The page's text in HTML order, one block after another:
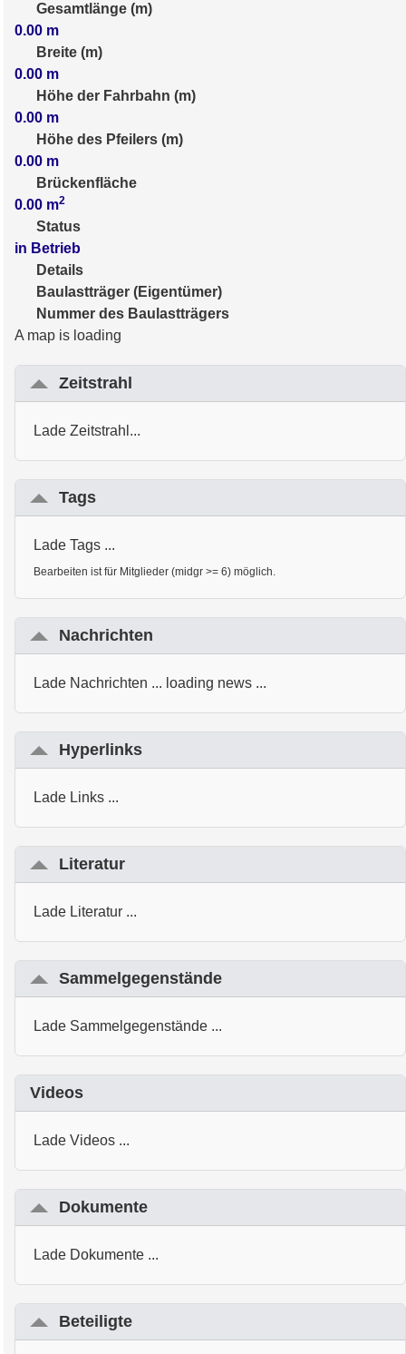
Gesamtlänge (m)
0.00 m
Breite (m)
0.00 m
Höhe der Fahrbahn (m)
0.00 m
Höhe des Pfeilers (m)
0.00 m
Brückenfläche
0.00 m2
Status
in Betrieb
Details
Baulastträger (Eigentümer)
Nummer des Baulastträgers
A map is loading
Zeitstrahl
Lade Zeitstrahl...
Tags
Lade Tags ...
Bearbeiten ist für Mitglieder (midgr >= 6) möglich.
Nachrichten
Lade Nachrichten ... loading news ...
Hyperlinks
Lade Links ...
Literatur
Lade Literatur ...
Sammelgegenstände
Lade Sammelgegenstände ...
Videos
Lade Videos ...
Dokumente
Lade Dokumente ...
Beteiligte